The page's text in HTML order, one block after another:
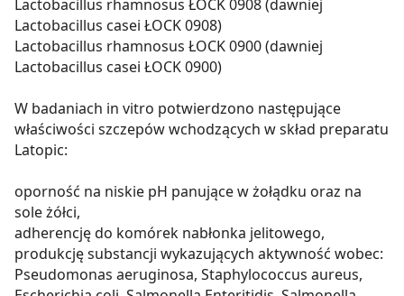
Lactobacillus rhamnosus ŁOCK 0908 (dawniej
Lactobacillus casei ŁOCK 0908)
Lactobacillus rhamnosus ŁOCK 0900 (dawniej
Lactobacillus casei ŁOCK 0900)
W badaniach in vitro potwierdzono następujące
właściwości szczepów wchodzących w skład preparatu
Latopic:
oporność na niskie pH panujące w żołądku oraz na
sole żółci,
adherencję do komórek nabłonka jelitowego,
produkcję substancji wykazujących aktywność wobec:
Pseudomonas aeruginosa, Staphylococcus aureus,